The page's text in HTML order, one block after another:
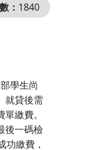
： 1840
學生尚
就貸後需
繳費。
後一碼檢
繳費，